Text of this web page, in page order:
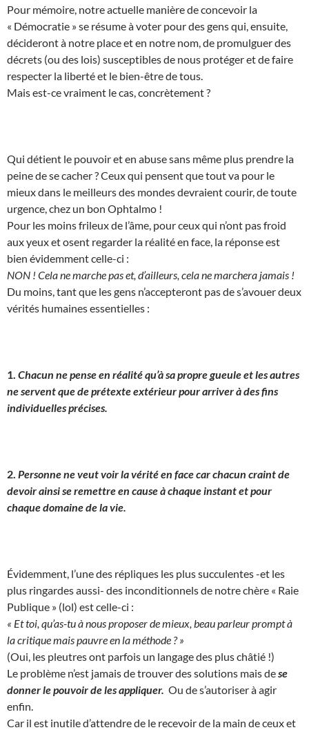
Pour mémoire, notre actuelle manière de concevoir la
« Démocratie » se résume à voter pour des gens qui, ensuite,
décideront à notre place et en notre nom, de promulguer des
décrets (ou des lois) susceptibles de nous protéger et de faire
respecter la liberté et le bien-être de tous.
Mais est-ce vraiment le cas, concrètement ?
Qui détient le pouvoir et en abuse sans même plus prendre la
peine de se cacher ? Ceux qui pensent que tout va pour le
mieux dans le meilleurs des mondes devraient courir, de toute
urgence, chez un bon Ophtalmo !
Pour les moins frileux de l’âme, pour ceux qui n’ont pas froid
aux yeux et osent regarder la réalité en face, la réponse est
bien évidemment celle-ci :
NON ! Cela ne marche pas et, d’ailleurs, cela ne marchera jamais !
Du moins, tant que les gens n’accepteront pas de s’avouer deux
vérités humaines essentielles :
1. Chacun ne pense en réalité qu’à sa propre gueule et les autres
ne servent que de prétexte extérieur pour arriver à des fins
individuelles précises.
2. Personne ne veut voir la vérité en face car chacun craint de
devoir ainsi se remettre en cause à chaque instant et pour
chaque domaine de la vie.
Évidemment, l’une des répliques les plus succulentes -et les
plus ringardes aussi- des inconditionnels de notre chère « Raie
Publique » (lol) est celle-ci :
« Et toi, qu’as-tu à nous proposer de mieux, beau parleur prompt à
la critique mais pauvre en la méthode ? »
(Oui, les pleutres ont parfois un langage des plus châtié !)
Le problème n’est jamais de trouver des solutions mais dese
donner le pouvoir de les appliquer. Ou de s’autoriser à agir
enfin.
Car il est inutile d’attendre de le recevoir de la main de ceux et